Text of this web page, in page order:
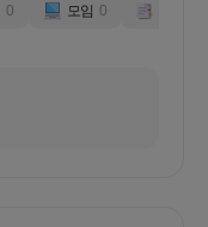
0 모임 0